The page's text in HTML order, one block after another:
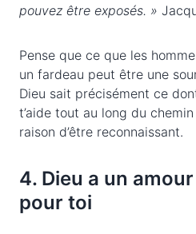
pouvez être exposés. »
Pense que ce que les
un fardeau peut être une
Dieu sait précisément ce
t’aide tout au long du
raison d’être reconnaissant.
4. Dieu a un
pour toi